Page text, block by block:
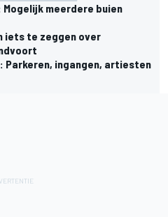
meerdere buien
iets te zeggen over
Parkeren, ingangen, artiesten